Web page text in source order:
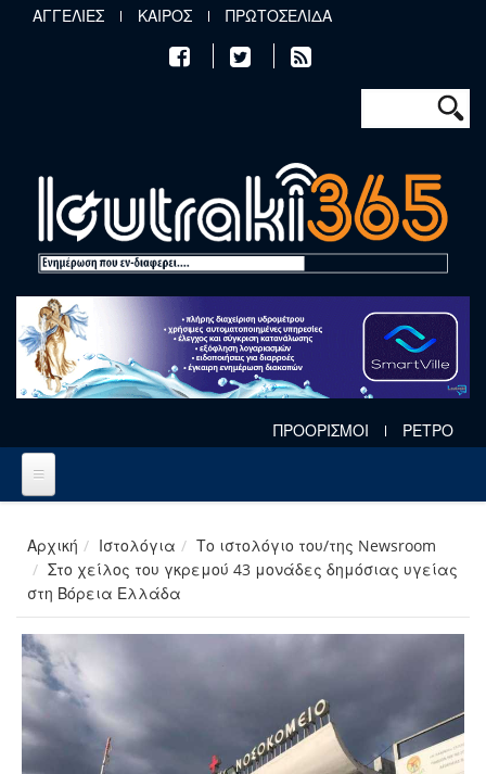
Παράκαμψη προς το κυρίως περιεχόμενο
ΑΓΓΕΛΙΕΣ ΚΑΙΡΟΣ ΠΡΩΤΟΣΕΛΙΔΑ
Φόρμα
Αναζήτηση
ΠΡΟΟΡΙΣΜΟΙ ΡΕΤΡΟ
Αρχική Ιστολόγια
Το ιστολόγιο του/της Newsroom
Στο χείλος του γκρεμού 43 μονάδες δημόσιας υγείας
στη Βόρεια Ελλάδα